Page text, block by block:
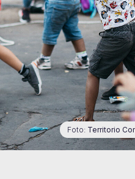
Foto: Territorio